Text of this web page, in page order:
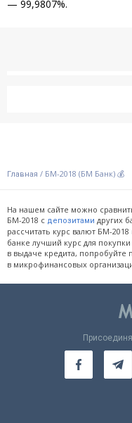
— 99,9807%.
Главная / БМ-2018 (БМ Банк) 💰
На нашем сайте можно
БМ-2018 с депозитами других
рассчитать курс валют БМ-2018
банке лучший курс для
в выдаче кредита, попробуйте
в микрофинансовых